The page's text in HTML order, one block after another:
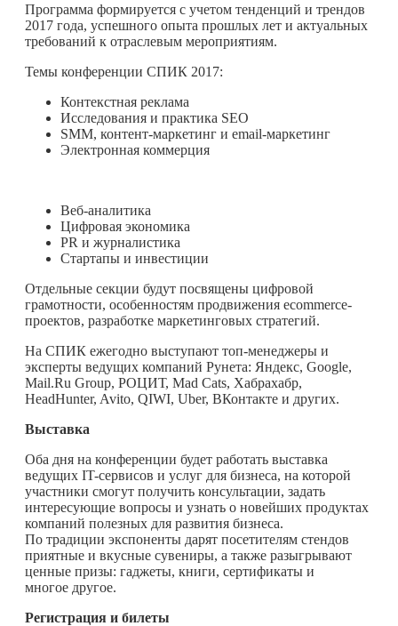
Программа формируется с учетом тенденций и трендов
2017 года, успешного опыта прошлых лет и актуальных
требований к отраслевым мероприятиям.
Темы конференции СПИК 2017:
Контекстная реклама
Исследования и практика SEO
SMM, контент-маркетинг и email-маркетинг
Электронная коммерция
Веб-аналитика
Цифровая экономика
PR и журналистика
Стартапы и инвестиции
Отдельные секции будут посвящены цифровой
грамотности, особенностям продвижения ecommerce-
проектов, разработке маркетинговых стратегий.
На СПИК ежегодно выступают топ-менеджеры и
эксперты ведущих компаний Рунета: Яндекс, Google,
Mail.Ru Group, РОЦИТ, Mad Cats, Хабрахабр,
HeadHunter, Avito, QIWI, Uber, ВКонтакте и других.
Выставка
Оба дня на конференции будет работать выставка
ведущих IT-сервисов и услуг для бизнеса, на которой
участники смогут получить консультации, задать
интересующие вопросы и узнать о новейших продуктах
компаний полезных для развития бизнеса.
По традиции экспоненты дарят посетителям стендов
приятные и вкусные сувениры, а также разыгрывают
ценные призы: гаджеты, книги, сертификаты и
многое другое.
Регистрация и билеты